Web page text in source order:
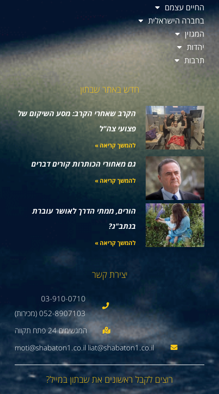
החיים עצמם
בחברה הישראלית
המגזין
יהדות
תרבות
חדש באתר שבתון
הקרב שאחרי הקרב: מסע השיקום של
פצועי צה"ל
להמשך קריאה »
גם מאחורי הכותרות קורים דברים
להמשך קריאה »
הורים, ממתי הדרך לאושר עוברת
בנתב"ג?
להמשך קריאה »
יצירת קשר
03-910-0710
052-8907103 (מכירות)
moti@shabaton1.co.il liat@shabaton1.co.il
רוצים לקבל ראשונים את שבתון במייל?